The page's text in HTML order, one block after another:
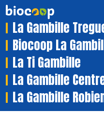
La Gambille
Biocoop La
La Ti Gambille
La Gambille
La Gambille